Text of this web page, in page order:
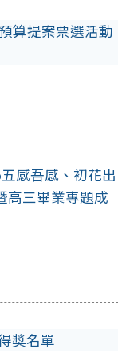
算提案票選活動
感吾感、初花出
高三畢業專題成
獎名單